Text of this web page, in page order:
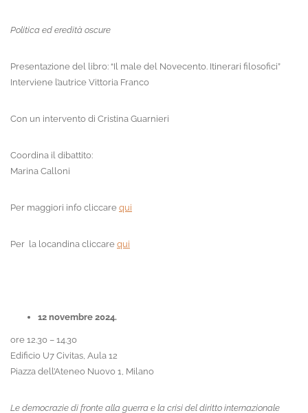
Politica ed eredità oscure
Presentazione del libro: “Il male del Novecento. Itinerari filosofici”
Interviene l’autrice Vittoria Franco
Con un intervento di Cristina Guarnieri
Coordina il dibattito:
Marina Calloni
Per maggiori info cliccarequi
Per la locandina cliccarequi
12 novembre 2024.
ore 12.30 – 14.30
Edificio U7 Civitas, Aula 12
Piazza dell’Ateneo Nuovo 1, Milano
Le democrazie di fronte alla guerra e la crisi del diritto internazionale